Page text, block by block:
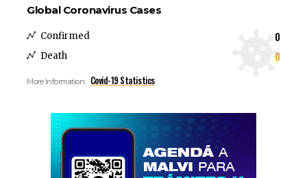
Global Coronavirus Cases
Confirmed 0
Death 0
More Information: Covid-19 Statistics